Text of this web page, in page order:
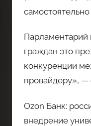
Парламентарий
граждан это
конкуренции
провайдеру»,
Ozon Банк:
внедрение